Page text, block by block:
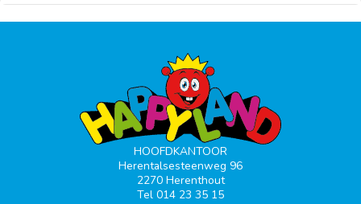
HOOFDKANTOOR
Herentalsesteenweg 96
2270 Herenthout
Tel 014 23 35 15